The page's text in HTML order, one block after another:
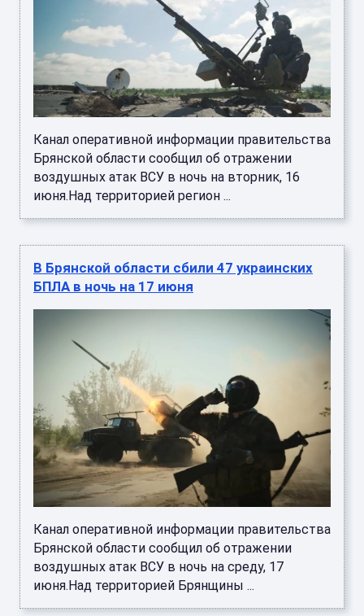
Канал оперативной информации правительства
Брянской области сообщил об отражении
воздушных атак ВСУ в ночь на вторник, 16
июня.Над территорией регион ...
В Брянской области сбили 47 украинских
БПЛА в ночь на 17 июня
Канал оперативной информации правительства
Брянской области сообщил об отражении
воздушных атак ВСУ в ночь на среду, 17
июня.Над территорией Брянщины ...